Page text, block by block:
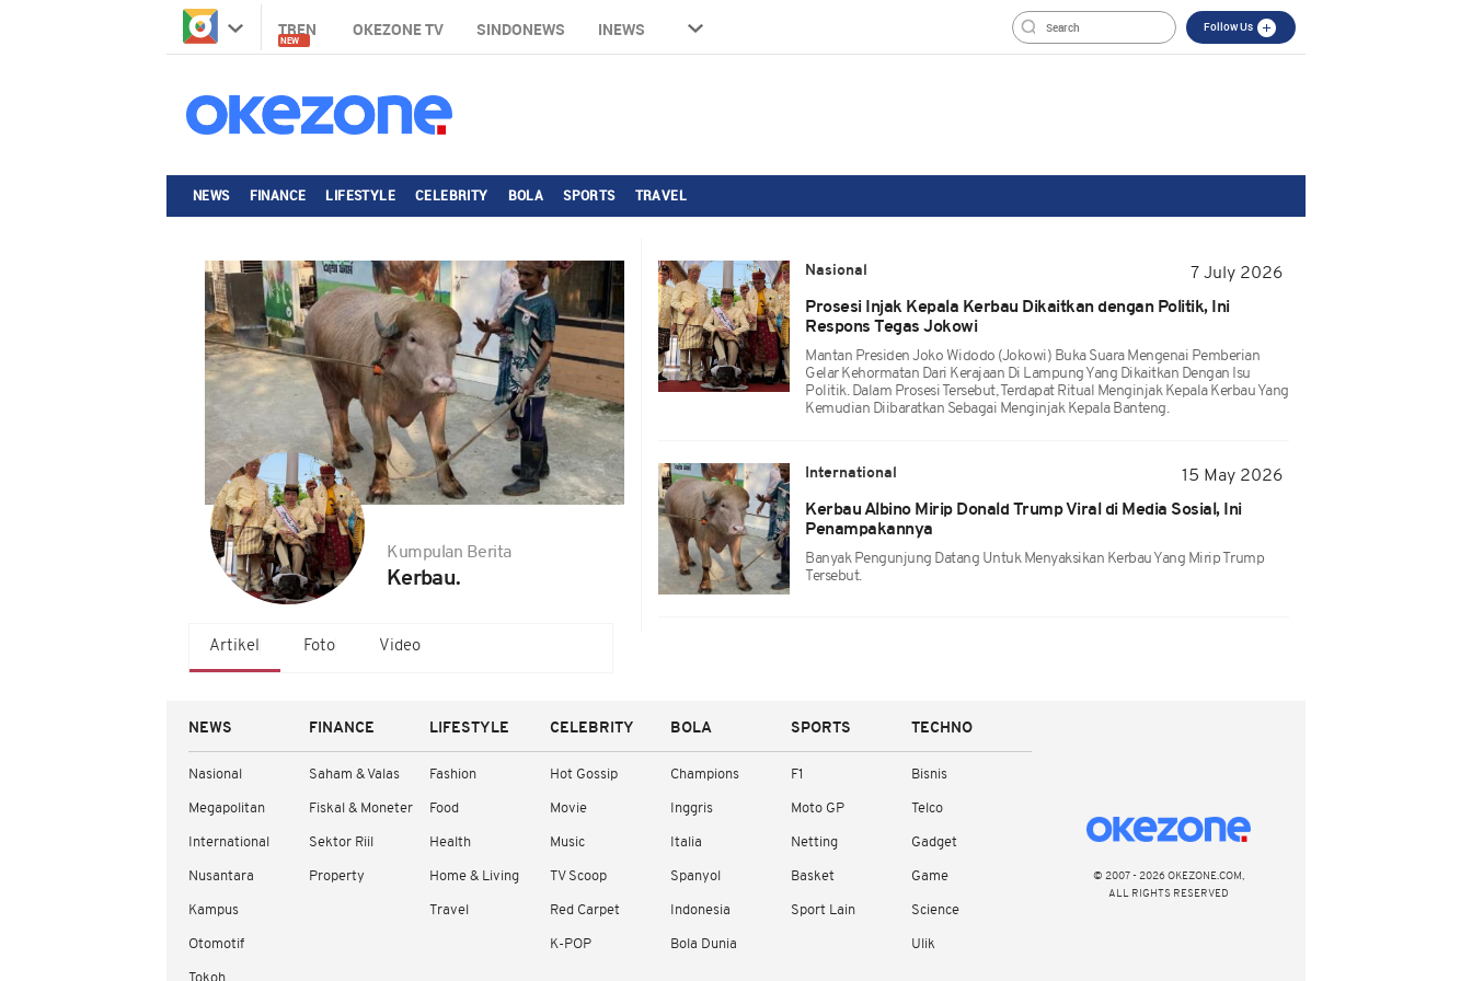
TREN
NEW
OKEZONE TV SINDONEWS INEWS Follow Us
NEWS FINANCE LIFESTYLE CELEBRITY BOLA SPORTS TRAVEL
Kumpulan Berita
Kerbau.
Artikel Foto Video
Nasional
7 July 2026
Prosesi Injak Kepala Kerbau Dikaitkan dengan Politik, Ini
Respons Tegas Jokowi
Mantan Presiden Joko Widodo (Jokowi) Buka Suara Mengenai Pemberian
Gelar Kehormatan Dari Kerajaan Di Lampung Yang Dikaitkan Dengan Isu
Politik. Dalam Prosesi Tersebut, Terdapat Ritual Menginjak Kepala Kerbau Yang
Kemudian Diibaratkan Sebagai Menginjak Kepala Banteng.
International
15 May 2026
Kerbau Albino Mirip Donald Trump Viral di Media Sosial, Ini
Penampakannya
Banyak Pengunjung Datang Untuk Menyaksikan Kerbau Yang Mirip Trump
Tersebut.
NEWS
Nasional
Megapolitan
International
Nusantara
Kampus
Otomotif
FINANCE
Saham & Valas
Fiskal & Moneter
Sektor Riil
Property
LIFESTYLE
Fashion
Food
Health
Home & Living
Travel
CELEBRITY
Hot Gossip
Movie
Music
TV Scoop
Red Carpet
K-POP
BOLA
Champions
Inggris
Italia
Spanyol
Indonesia
Bola Dunia
SPORTS
F1
Moto GP
Netting
Basket
Sport Lain
TECHNO
Bisnis
Telco
Gadget
Game
Science
Ulik
© 2007 - 2026 OKEZONE.COM,
ALL RIGHTS RESERVED